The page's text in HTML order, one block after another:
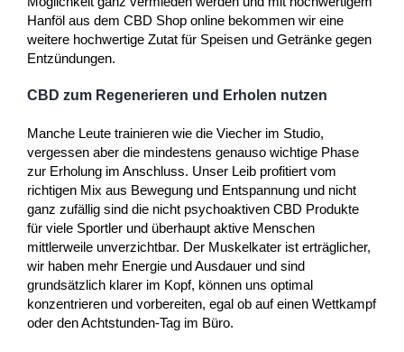
Hanföl aus dem CBD Shop online bekommen wir eine
weitere hochwertige Zutat für Speisen und Getränke gegen
Entzündungen.
CBD zum Regenerieren und Erholen nutzen
Manche Leute trainieren wie die Viecher im Studio,
vergessen aber die mindestens genauso wichtige Phase
zur Erholung im Anschluss. Unser Leib profitiert vom
richtigen Mix aus Bewegung und Entspannung und nicht
ganz zufällig sind die nicht psychoaktiven CBD Produkte
für viele Sportler und überhaupt aktive Menschen
mittlerweile unverzichtbar. Der Muskelkater ist erträglicher,
wir haben mehr Energie und Ausdauer und sind
grundsätzlich klarer im Kopf, können uns optimal
konzentrieren und vorbereiten, egal ob auf einen Wettkampf
oder den Achtstunden-Tag im Büro.